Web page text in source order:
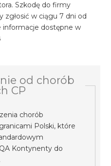
Szkodę do firmy
zgłosić w ciągu 7 dni od
informacje dostępne w
od chorób
CP
chorób
Polski, które
Kontynenty do